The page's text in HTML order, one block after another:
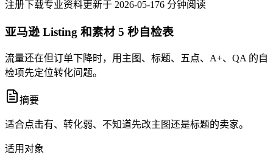
注册下载专业资料更新于 2026-05-176 分钟阅读
亚马逊 Listing 和素材 5 秒自检表
流量还在但订单下降时，用主图、标题、五点、A+、QA 的自
检项先定位转化问题。
摘要
适合点击有、转化弱、不知道先改主图还是标题的卖家。
适用对象